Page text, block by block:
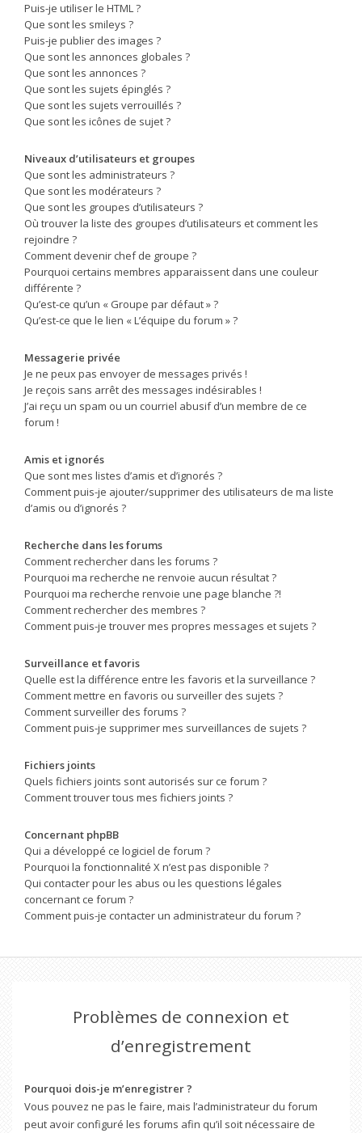
Puis-je utiliser le HTML ?
Que sont les smileys ?
Puis-je publier des images ?
Que sont les annonces globales ?
Que sont les annonces ?
Que sont les sujets épinglés ?
Que sont les sujets verrouillés ?
Que sont les icônes de sujet ?
Niveaux d’utilisateurs et groupes
Que sont les administrateurs ?
Que sont les modérateurs ?
Que sont les groupes d’utilisateurs ?
Où trouver la liste des groupes d’utilisateurs et comment les
rejoindre ?
Comment devenir chef de groupe ?
Pourquoi certains membres apparaissent dans une couleur
différente ?
Qu’est-ce qu’un « Groupe par défaut » ?
Qu’est-ce que le lien « L’équipe du forum » ?
Messagerie privée
Je ne peux pas envoyer de messages privés !
Je reçois sans arrêt des messages indésirables !
J’ai reçu un spam ou un courriel abusif d’un membre de ce
forum !
Amis et ignorés
Que sont mes listes d’amis et d’ignorés ?
Comment puis-je ajouter/supprimer des utilisateurs de ma liste
d’amis ou d’ignorés ?
Recherche dans les forums
Comment rechercher dans les forums ?
Pourquoi ma recherche ne renvoie aucun résultat ?
Pourquoi ma recherche renvoie une page blanche ?!
Comment rechercher des membres ?
Comment puis-je trouver mes propres messages et sujets ?
Surveillance et favoris
Quelle est la différence entre les favoris et la surveillance ?
Comment mettre en favoris ou surveiller des sujets ?
Comment surveiller des forums ?
Comment puis-je supprimer mes surveillances de sujets ?
Fichiers joints
Quels fichiers joints sont autorisés sur ce forum ?
Comment trouver tous mes fichiers joints ?
Concernant phpBB
Qui a développé ce logiciel de forum ?
Pourquoi la fonctionnalité X n’est pas disponible ?
Qui contacter pour les abus ou les questions légales
concernant ce forum ?
Comment puis-je contacter un administrateur du forum ?
Problèmes de connexion et
d’enregistrement
Pourquoi dois-je m’enregistrer ?
Vous pouvez ne pas le faire, mais l’administrateur du forum
peut avoir configuré les forums afin qu’il soit nécessaire de